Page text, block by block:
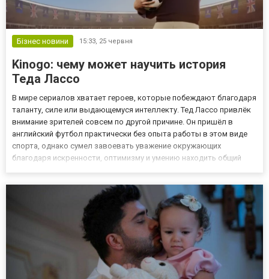
Бізнес новини 15:33, 25 червня
Kinogo: чему может научить история
Теда Лассо
В мире сериалов хватает героев, которые побеждают благодаря
таланту, силе или выдающемуся интеллекту. Тед Лассо привлёк
внимание зрителей совсем по другой причине. Он пришёл в
английский футбол практически без опыта работы в этом виде
спорта, однако сумел завоевать уважение окружающих
благодаря искренности, оптимизму и умению находить общий